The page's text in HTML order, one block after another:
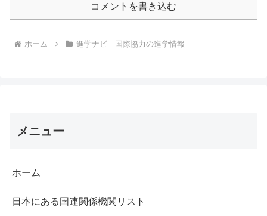
コメントを書き込む
ホーム 進学ナビ｜国際協力の進学情報
メニュー
ホーム
日本にある国連関係機関リスト